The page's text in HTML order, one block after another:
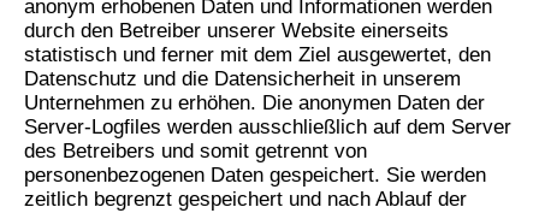
anonym erhobenen Daten und Informationen werden
durch den Betreiber unserer Website einerseits
statistisch und ferner mit dem Ziel ausgewertet, den
Datenschutz und die Datensicherheit in unserem
Unternehmen zu erhöhen. Die anonymen Daten der
Server-Logfiles werden ausschließlich auf dem Server
des Betreibers und somit getrennt von
personenbezogenen Daten gespeichert. Sie werden
zeitlich begrenzt gespeichert und nach Ablauf der